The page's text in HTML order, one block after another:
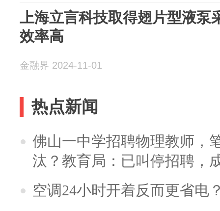
上海立言科技取得翅片型液泵
效率高
金融界 2024-11-01
热点新闻
佛山一中学招聘物理教师，
汰？教育局：已叫停招聘，
空调24小时开着反而更省电